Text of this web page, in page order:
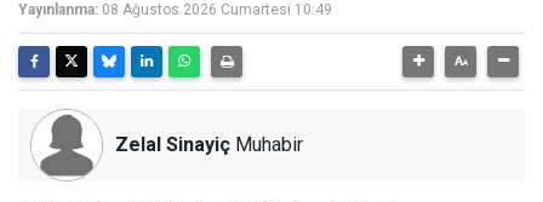
Yayınlanma: 08 Ağustos 2026 Cumartesi 10:49
Zelal Sinayiç Muhabir